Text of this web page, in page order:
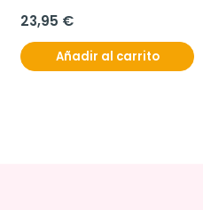
23,95 €
Añadir al carrito